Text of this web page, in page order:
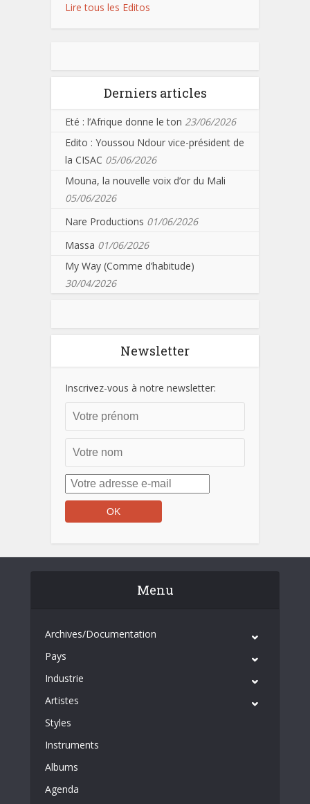
Lire tous les Editos
Derniers articles
Eté : l’Afrique donne le ton 23/06/2026
Edito : Youssou Ndour vice-président de
la CISAC 05/06/2026
Mouna, la nouvelle voix d’or du Mali
05/06/2026
Nare Productions 01/06/2026
Massa 01/06/2026
My Way (Comme d’habitude)
30/04/2026
Newsletter
Inscrivez-vous à notre newsletter:
Menu
Archives/Documentation
Pays
Industrie
Artistes
Styles
Instruments
Albums
Agenda